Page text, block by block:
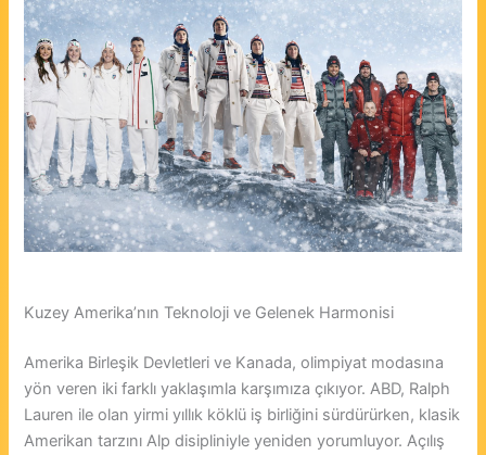
Kuzey Amerika’nın Teknoloji ve Gelenek Harmonisi
Amerika Birleşik Devletleri ve Kanada, olimpiyat modasına
yön veren iki farklı yaklaşımla karşımıza çıkıyor. ABD, Ralph
Lauren ile olan yirmi yıllık köklü iş birliğini sürdürürken, klasik
Amerikan tarzını Alp disipliniyle yeniden yorumluyor. Açılış